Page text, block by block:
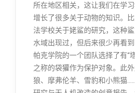
所在地区相关，这让我们在学
增长了很多关于动物的知识。
法学校关于姥鲨的研究，这种
水域出现过，但后来很少再看
帕克学院的一个团队选择了有“
之称的袋獾作为保护对象。此外
狼、摩弗伦羊、雪豹和小熊猫